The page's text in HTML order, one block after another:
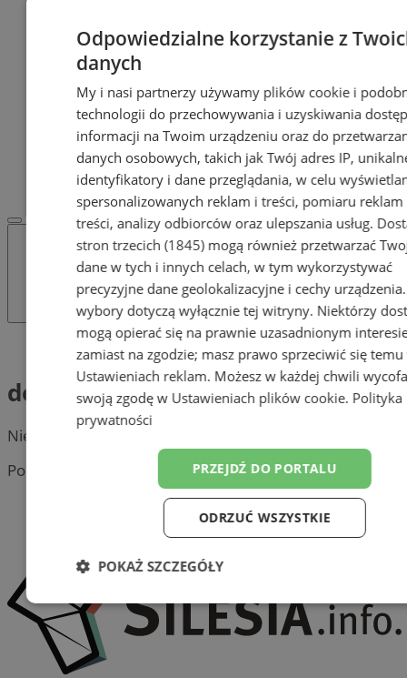
Dodaj ogłoszenie
POLECAMY
Protocol IT
Pracuj.pl - praca w Chorzowie
Praca Chorzów
PRACA
Ogłoszenie o pracę
REKLAMA
WSPÓŁPRACA
Tag: dostawa węgla
dostawa węgla
Nie znaleziono postów.
Portal należy do sieci
Odpowiedzialne korzystanie z
danych
My i nasi partnerzy używamy plików cookie i
technologii do przechowywania i uzyskiwania
informacji na Twoim urządzeniu oraz do
danych osobowych, takich jak Twój adres IP,
identyfikatory i dane przeglądania, w celu
spersonalizowanych reklam i treści, pomiaru reklam
treści, analizy odbiorców oraz ulepszania usług.
stron trzecich (1845)mogą również przetwarzać
dane w tych i innych celach, w tym wykorzystywać
precyzyjne dane geolokalizacyjne i cechy
wybory dotyczą wyłącznie tej witryny. Niektórzy
mogą opierać się na prawnie uzasadnionym
zamiast na zgodzie; masz prawo sprzeciwić się temu
Ustawieniach reklam. Możesz w każdej chwili
swoją zgodę w Ustawieniach plików cookie. Polityka
prywatności
PRZEJDŹ DO PORTALU
ODRZUĆ WSZYSTKIE
POKAŻ SZCZEGÓŁY
Niezbędne Wydajność